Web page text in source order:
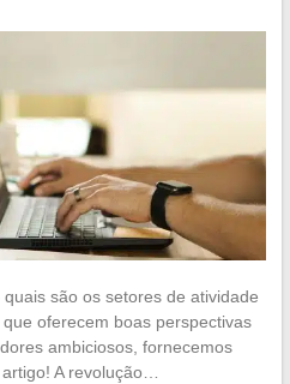
são os setores de atividade
oferecem boas perspectivas
ambiciosos, fornecemos
A revolução…